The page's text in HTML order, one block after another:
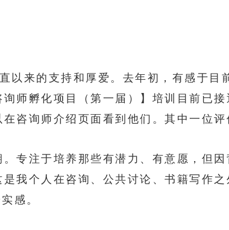
以来的支持和厚爱。去年初，有感于
师孵化项目（第一届）】培训目前已
咨询师介绍页面看到他们。其中一位评
专注于培养那些有潜力、有意愿，但
我个人在咨询、公共讨论、书籍写作
感。